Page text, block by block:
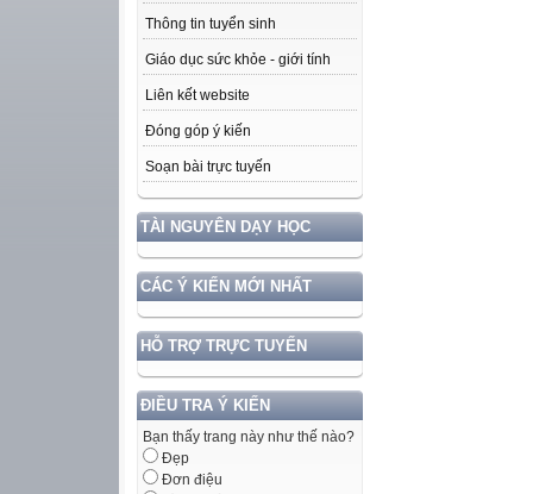
Thông tin tuyển sinh
Giáo dục sức khỏe - giới tính
Liên kết website
Đóng góp ý kiến
Soạn bài trực tuyến
TÀI NGUYÊN DẠY HỌC
CÁC Ý KIẾN MỚI NHẤT
HỖ TRỢ TRỰC TUYẾN
ĐIỀU TRA Ý KIẾN
Bạn thấy trang này như thế nào?
Đẹp
Đơn điệu